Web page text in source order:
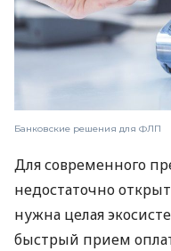
Банковские решения для ФЛП
Для современного
недостаточно
нужна целая
быстрый прием